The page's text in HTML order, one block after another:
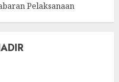
Pelaksanaan